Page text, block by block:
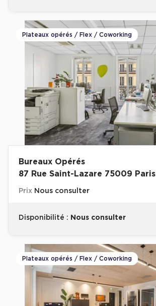
Plateaux opérés / Flex / Coworking
Bureaux Opérés
87 Rue Saint-Lazare 75009 Paris
Prix Nous consulter
Disponibilité : Nous consulter
Plateaux opérés / Flex / Coworking